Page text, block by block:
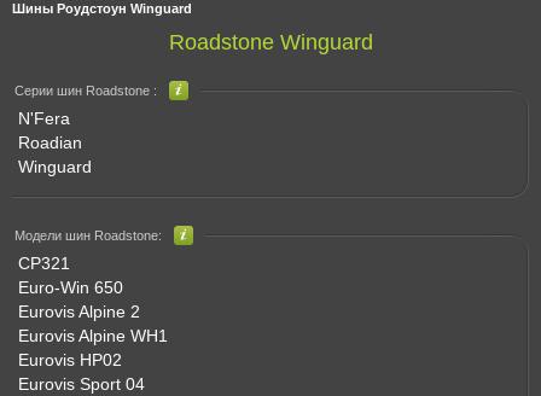
Шины Роудстоун Winguard
Roadstone Winguard
Серии шин Roadstone :
N'Fera
Roadian
Winguard
Модели шин Roadstone:
CP321
Euro-Win 650
Eurovis Alpine 2
Eurovis Alpine WH1
Eurovis HP02
Eurovis Sport 04